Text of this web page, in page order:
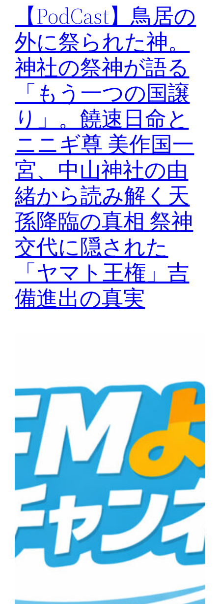
【PodCast】鳥居の
外に祭られた神。
神社の祭神が語る
「もう一つの国譲
り」。饒速日命と
ニニギ尊 美作国一
宮、中山神社の由
緒から読み解く天
孫降臨の真相 祭神
交代に隠された
「ヤマト王権」吉
備進出の真実